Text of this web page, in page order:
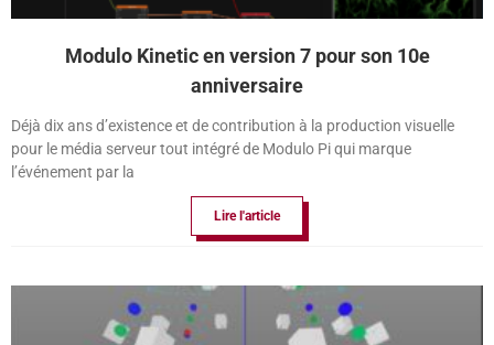
Modulo Kinetic en version 7 pour son 10e
anniversaire
Déjà dix ans d’existence et de contribution à la production visuelle
pour le média serveur tout intégré de Modulo Pi qui marque
l’événement par la
Lire l'article